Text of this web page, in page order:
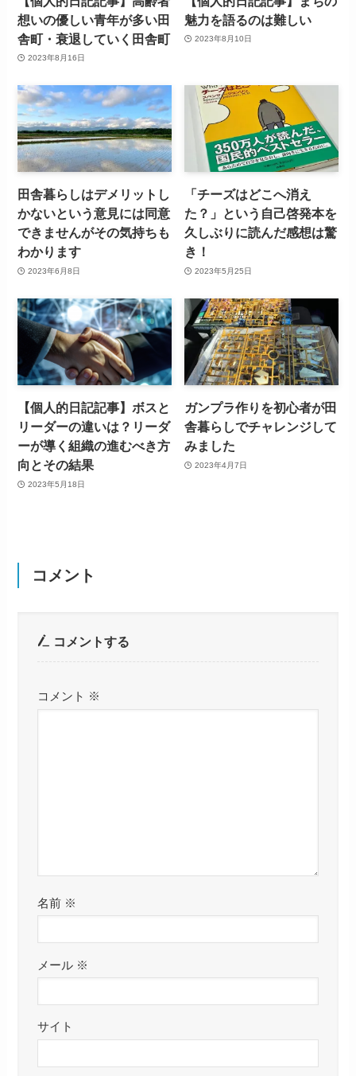
想いの優しい青年が多い田
舎町・衰退していく田舎町
2023年8月16日
魅力を語るのは難しい
2023年8月10日
田舎暮らしはデメリットし
かないという意見には同意
できませんがその気持ちも
わかります
2023年6月8日
「チーズはどこへ消え
た？」という自己啓発本を
久しぶりに読んだ感想は驚
き！
2023年5月25日
【個人的日記記事】ボスと
リーダーの違いは？リーダ
ーが導く組織の進むべき方
向とその結果
2023年5月18日
ガンプラ作りを初心者が田
舎暮らしでチャレンジして
みました
2023年4月7日
コメント
コメントする
コメント ※
名前 ※
メール ※
サイト